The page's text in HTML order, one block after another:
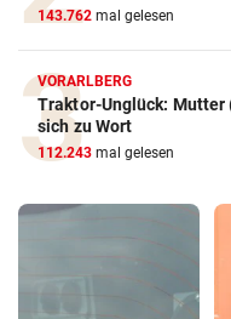
143.762 mal gelesen
VORARLBERG
Traktor-Unglück: Mutter
sich zu Wort
112.243 mal gelesen